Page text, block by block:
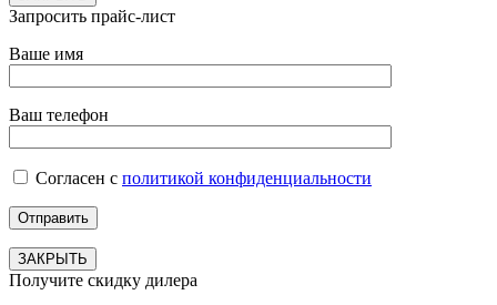
Запросить прайс-лист
Ваше имя
Ваш телефон
Согласен с политикой конфиденциальности
ЗАКРЫТЬ
Получите скидку дилера